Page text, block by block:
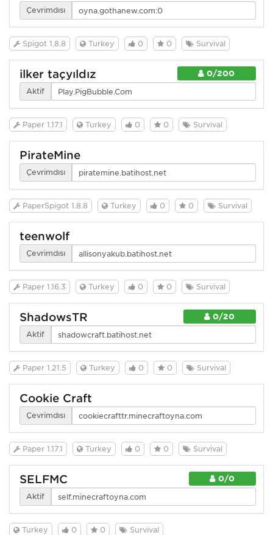
Çevrimdışı
Spigot 1.8.8 Turkey 0 0 Survival
0/200
ilker taçyıldız
Aktif
Paper 1.17.1 Turkey 0 0 Survival
PirateMine
Çevrimdışı
PaperSpigot 1.8.8 Turkey 0 0 Survival
teenwolf
Çevrimdışı
Paper 1.16.3 Turkey 0 0 Survival
0/20
ShadowsTR
Aktif
Paper 1.21.5 Turkey 0 0 Survival
Cookie Craft
Çevrimdışı
Paper 1.17.1 Turkey 0 0 Survival
0/0
SELFMC
Aktif
Turkey 0 0 Survival